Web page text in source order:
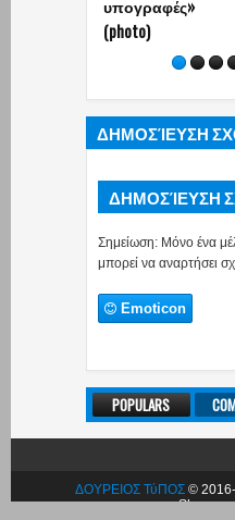
υπογραφές»
(photo)
ΔΗΜΟΣΊΕΥΣΗ
ΔΗΜΟΣΊΕΥΣΗ
Σημείωση: Μόνο ένα
μπορεί να αναρτήσει
Emoticon
POPULARS
ΔΟΥΡΕΙΟΣ ΤύΠΟΣ ©
Share on